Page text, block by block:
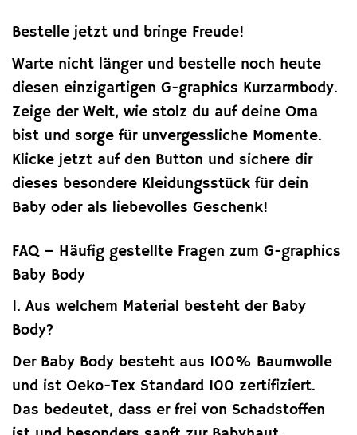
Bestelle jetzt und bringe Freude!
Warte nicht länger und bestelle noch heute
diesen einzigartigen G-graphics Kurzarmbody.
Zeige der Welt, wie stolz du auf deine Oma
bist und sorge für unvergessliche Momente.
Klicke jetzt auf den Button und sichere dir
dieses besondere Kleidungsstück für dein
Baby oder als liebevolles Geschenk!
FAQ – Häufig gestellte Fragen zum G-graphics
Baby Body
1. Aus welchem Material besteht der Baby
Body?
Der Baby Body besteht aus 100% Baumwolle
und ist Oeko-Tex Standard 100 zertifiziert.
Das bedeutet, dass er frei von Schadstoffen